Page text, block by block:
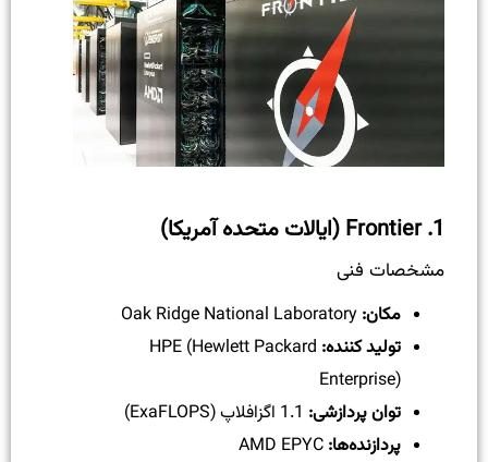
1. Frontier (ایالات متحده آمریکا)
مشخصات فنی
مکان:
تولید کننده: HPE (Hewlett Packard
Enterprise)
توان پردازشی:
پردازنده‌ها: